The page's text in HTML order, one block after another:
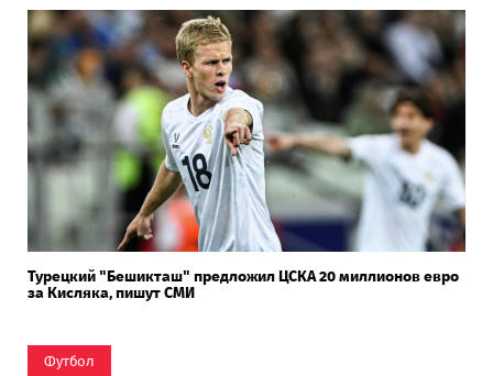
Турецкий "Бешикташ" предложил ЦСКА 20 миллионов евро
за Кисляка, пишут СМИ
Футбол